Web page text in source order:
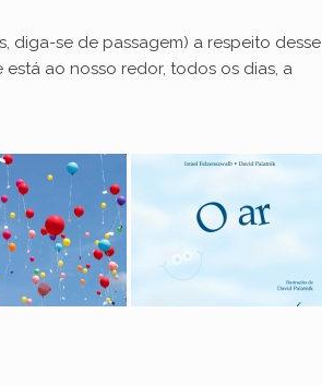
diga-se de passagem) a respeito desse
ao nosso redor, todos os dias, a